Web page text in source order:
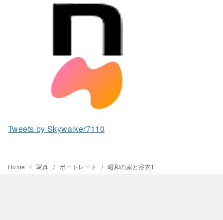
Tweets by Skywalker7110
Home 写真 ポートレート 昭和の家と浴衣1